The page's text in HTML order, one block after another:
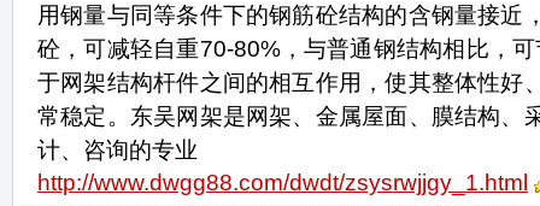
用钢量与同等条件下的钢筋砼结构的含钢量接近
砼，可减轻自重70-80%，与普通钢结构相比，
于网架结构杆件之间的相互作用，使其整体性好
常稳定。东吴网架是网架、金属屋面、膜结构、
计、咨询的专业
http://www.dwgg88.com/dwdt/zsysrwjjgy_1.html